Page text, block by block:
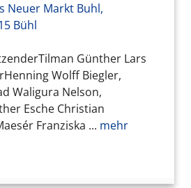
Neuer Markt Buhl,
Bühl
Günther Lars
Wolff Biegler,
Waligura Nelson,
Esche Christian
Franziska ... mehr